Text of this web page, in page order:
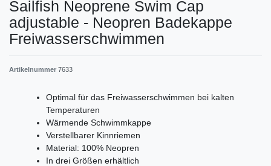
Sailfish Neoprene Swim Cap
adjustable - Neopren Badekappe
Freiwasserschwimmen
Artikelnummer 7633
Optimal für das Freiwasserschwimmen bei kalten
Temperaturen
Wärmende Schwimmkappe
Verstellbarer Kinnriemen
Material: 100% Neopren
In drei Größen erhältlich